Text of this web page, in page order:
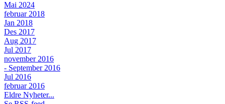
Mai 2024
februar 2018
Jan 2018
Des 2017
Aug 2017
Jul 2017
november 2016
- September 2016
Jul 2016
februar 2016
Eldre Nyheter...